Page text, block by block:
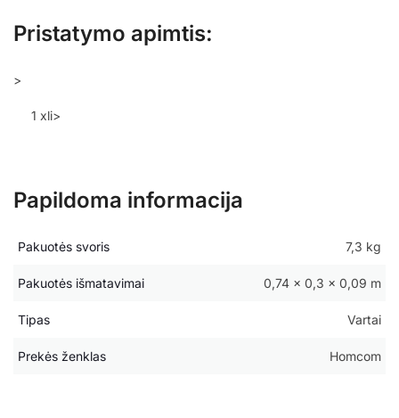
Pristatymo apimtis:
>
1 xli>
Papildoma informacija
Pakuotės svoris 7,3 kg
Pakuotės išmatavimai 0,74 × 0,3 × 0,09 m
Tipas Vartai
Prekės ženklas Homcom